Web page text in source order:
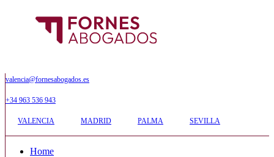
valencia@fornesabogados.es
+34 963 536 943
VALENCIA MADRID PALMA SEVILLA
Home